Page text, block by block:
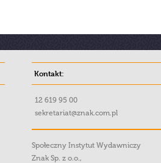
Kontakt:
12 619 95 00
sekretariat@znak.com.pl
Społeczny Instytut Wydawniczy
Znak Sp. z o.o.,